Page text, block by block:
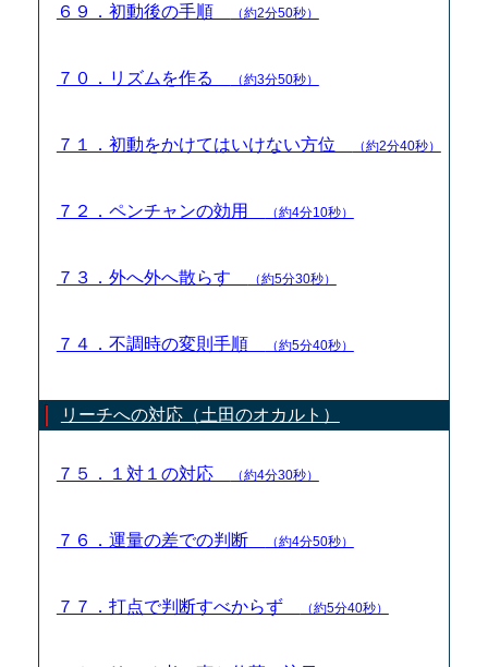
６９．初動後の手順 （約2分50秒）
７０．リズムを作る （約3分50秒）
７１．初動をかけてはいけない方位 （約2分40秒）
７２．ペンチャンの効用 （約4分10秒）
７３．外へ外へ散らす （約5分30秒）
７４．不調時の変則手順 （約5分40秒）
リーチへの対応（土田のオカルト）
７５．１対１の対応 （約4分30秒）
７６．運量の差での判断 （約4分50秒）
７７．打点で判断すべからず （約5分40秒）